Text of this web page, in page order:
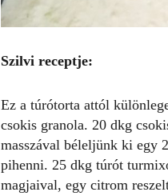
Szilvi receptje:
Ez a túrótorta attól
csokis granola. 20 dkg
masszával béleljünk ki egy
pihenni. 25 dkg túrót
magjaival, egy citrom